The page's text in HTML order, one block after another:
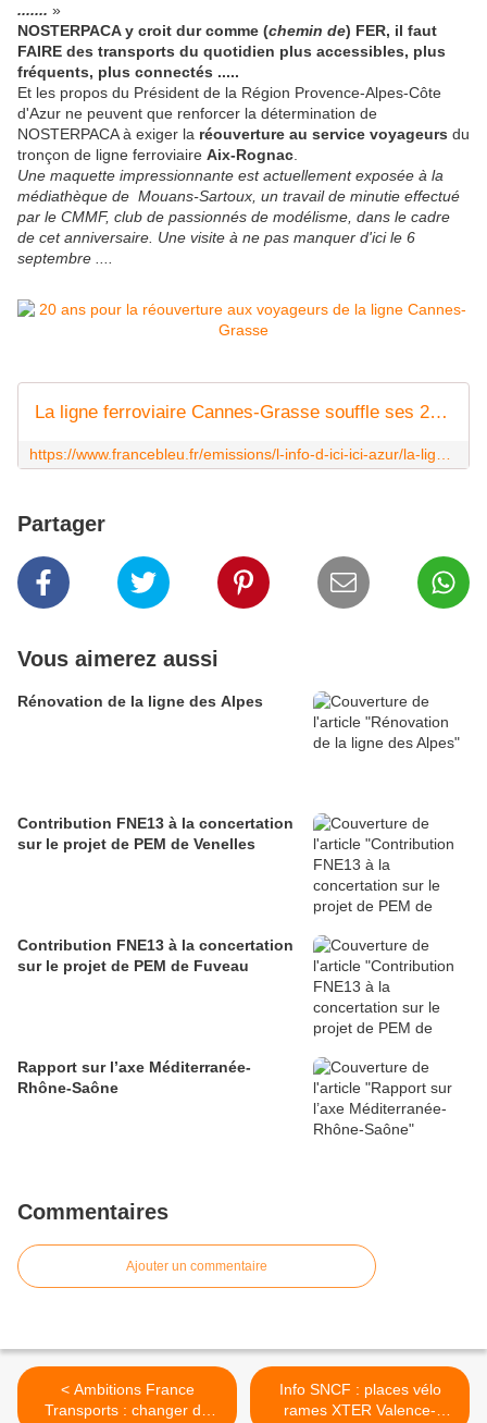
....... »
NOSTERPACA y croit dur comme (chemin de) FER, il faut
FAIRE des transports du quotidien plus accessibles, plus
fréquents, plus connectés .....
Et les propos du Président de la Région Provence-Alpes-Côte
d'Azur ne peuvent que renforcer la détermination de
NOSTERPACA à exiger la réouverture au service voyageurs du
tronçon de ligne ferroviaire Aix-Rognac
Une maquette impressionnante est actuellement exposée à la
médiathèque de Mouans-Sartoux, un travail de minutie effectué
par le CMMF, club de passionnés de modélisme , dans le cadre
de cet anniversaire. Une visite à ne pas manquer d'ici le 6
septembre ....
La ligne ferroviaire Cannes-Grasse souffle ses 20 bougies - ici
Partager
Vous aimerez aussi
Rénovation de la ligne des Alpes
Contribution FNE13 à la concertation
sur le projet de PEM de Venelles
Contribution FNE13 à la concertation
sur le projet de PEM de Fuveau
Rapport sur l’axe Méditerranée-
Rhône-Saône
Commentaires
Ajouter un commentaire
< Ambitions France
Transports : changer de
Info SNCF : places vélo
rames XTER Valence-